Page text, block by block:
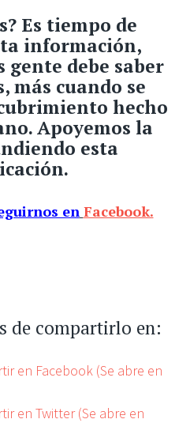
Es tiempo de
información,
gente debe saber
más cuando se
hecho
Apoyemos la
esta
en Facebook.
de compartirlo en:
en Facebook (Se abre en
en Twitter (Se abre en